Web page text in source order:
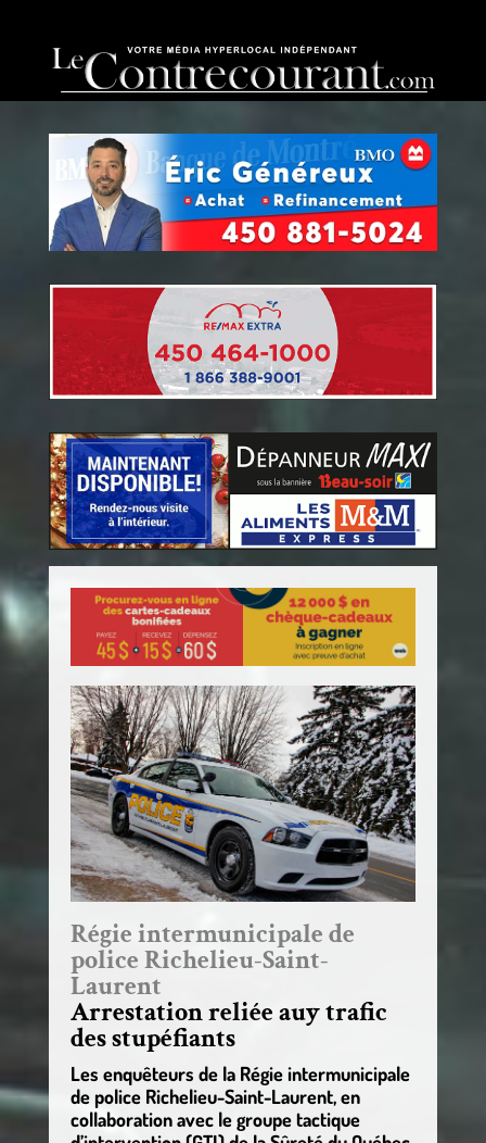
Régie intermunicipale de
police Richelieu-Saint-
Laurent
Arrestation reliée auy trafic
des stupéfiants
Les enquêteurs de la Régie intermunicipale
de police Richelieu-Saint-Laurent, en
collaboration avec le groupe tactique